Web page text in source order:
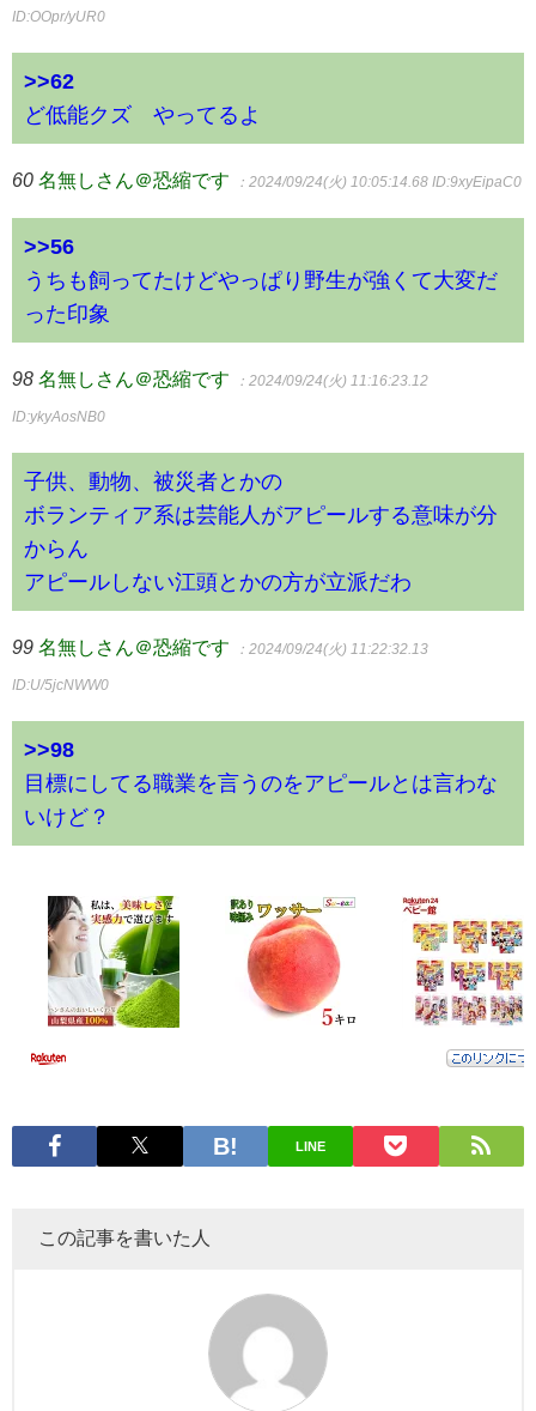
ID:OOpr/yUR0
>>62
ど低能クズ やってるよ
60 名無しさん＠恐縮です ：2024/09/24(火) 10:05:14.68 ID:9xyEipaC0
>>56
うちも飼ってたけどやっぱり野生が強くて大変だ
った印象
98 名無しさん＠恐縮です ：2024/09/24(火) 11:16:23.12
ID:ykyAosNB0
子供、動物、被災者とかの
ボランティア系は芸能人がアピールする意味が分
からん
アピールしない江頭とかの方が立派だわ
99 名無しさん＠恐縮です ：2024/09/24(火) 11:22:32.13
ID:U/5jcNWW0
>>98
目標にしてる職業を言うのをアピールとは言わな
いけど？
LINE
この記事を書いた人